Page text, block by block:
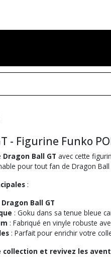
- Figurine Funko
Dragon Ball GT avec cette
pour tout fan de Dragon Ball
:
Ball GT
: Goku dans sa tenue bleue
: Fabriqué en vinyle robuste
: Parfait pour enrichir votre
et revivez les